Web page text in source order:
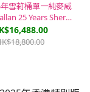
雪莉桶單一純麥威
25 Years Sherry
Malt Whisky